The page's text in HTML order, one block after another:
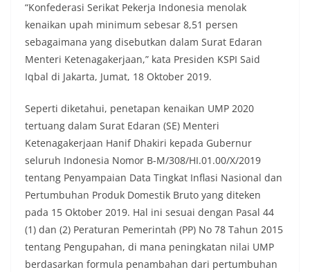
“Konfederasi Serikat Pekerja Indonesia menolak
kenaikan upah minimum sebesar 8,51 persen
sebagaimana yang disebutkan dalam Surat Edaran
Menteri Ketenagakerjaan,” kata Presiden KSPI Said
Iqbal di Jakarta, Jumat, 18 Oktober 2019.
Seperti diketahui, penetapan kenaikan UMP 2020
tertuang dalam Surat Edaran (SE) Menteri
Ketenagakerjaan Hanif Dhakiri kepada Gubernur
seluruh Indonesia Nomor B-M/308/HI.01.00/X/2019
tentang Penyampaian Data Tingkat Inflasi Nasional dan
Pertumbuhan Produk Domestik Bruto yang diteken
pada 15 Oktober 2019. Hal ini sesuai dengan Pasal 44
(1) dan (2) Peraturan Pemerintah (PP) No 78 Tahun 2015
tentang Pengupahan, di mana peningkatan nilai UMP
berdasarkan formula penambahan dari pertumbuhan